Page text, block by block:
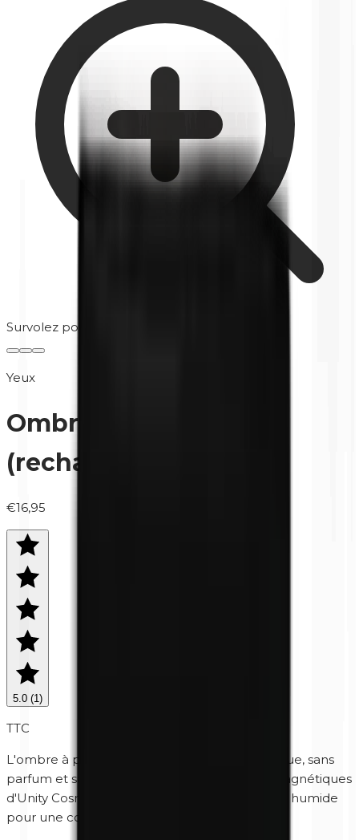
Survolez pour zoomer
Yeux
Ombre à paupières
(recharge) | 0432 Pink
€16,95
5.0 (1)
TTC
L'ombre à paupières minérale hypoallergénique, sans
parfum et sans parabène pour les palettes magnétiques
d'Unity Cosmetics. Peut également être utilisé humide
pour une couverture extra forte.